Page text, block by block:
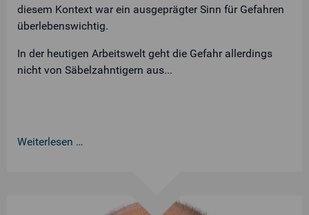
diesem Kontext war ein ausgeprägter Sinn für Gefahren
überlebenswichtig.
In der heutigen Arbeitswelt geht die Gefahr allerdings
nicht von Säbelzahntigern aus...
Weiterlesen …